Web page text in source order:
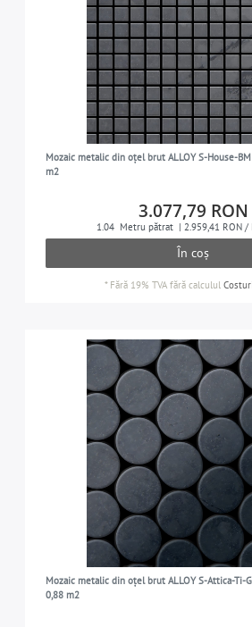
Mozaic metalic din oțel brut ALLOY S-House-
m2
3.077,79
1.04 Metru pătrat | 2.959,41 RON
În coș
* Fără 19% TVAfără calculul
Mozaic metalic din oțel brut ALLOY S-Attica-Ti-
0,88 m2